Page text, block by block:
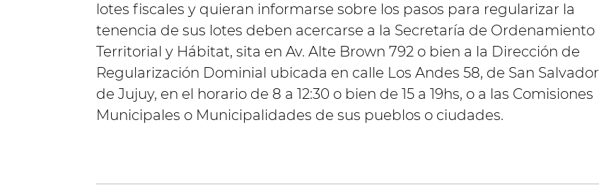
lotes fiscales y quieran informarse sobre los pasos para regularizar la
tenencia de sus lotes deben acercarse a la Secretaría de Ordenamiento
Territorial y Hábitat, sita en Av. Alte Brown 792 o bien a la Dirección de
Regularización Dominial ubicada en calle Los Andes 58, de San Salvador
de Jujuy, en el horario de 8 a 12:30 o bien de 15 a 19hs, o a las Comisiones
Municipales o Municipalidades de sus pueblos o ciudades.